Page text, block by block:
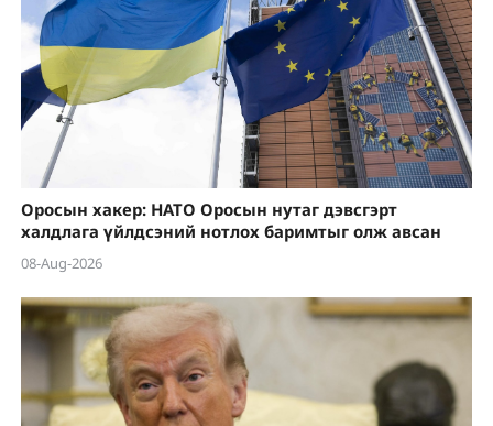
Оросын хакер: НАТО Оросын нутаг дэвсгэрт
халдлага үйлдсэний нотлох баримтыг олж авсан
08-Aug-2026